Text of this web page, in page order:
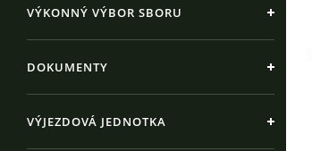
VÝKONNÝ VÝBOR SBORU
DOKUMENTY
VÝJEZDOVÁ JEDNOTKA